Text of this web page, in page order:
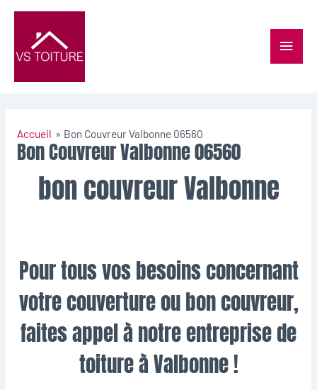
Accueil Bon Couvreur Valbonne 06560
Bon Couvreur Valbonne 06560
bon couvreur Valbonne
Pour tous vos besoins concernant
votre couverture ou bon couvreur,
faites appel à notre entreprise de
toiture à Valbonne !